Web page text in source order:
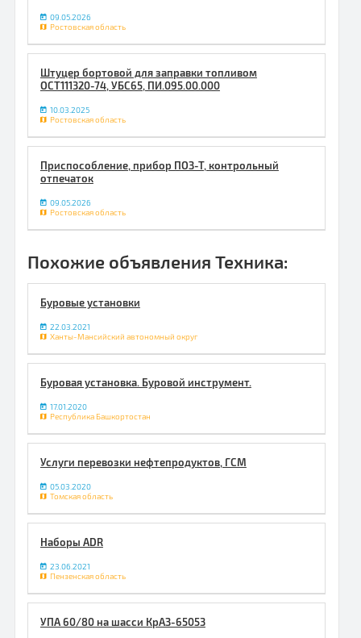
09.05.2026
Ростовская область
Штуцер бортовой для заправки топливом
ОСТ111320-74, УБС65, ПИ.095.00.000
10.03.2025
Ростовская область
Приспособление, прибор ПОЗ-Т, контрольный
отпечаток
09.05.2026
Ростовская область
Похожие объявления Техника:
Буровые установки
22.03.2021
Ханты-Мансийский автономный округ
Буровая установка. Буровой инструмент.
17.01.2020
Республика Башкортостан
Услуги перевозки нефтепродуктов, ГСМ
05.03.2020
Томская область
Наборы ADR
23.06.2021
Пензенская область
УПА 60/80 на шасси КрАЗ-65053